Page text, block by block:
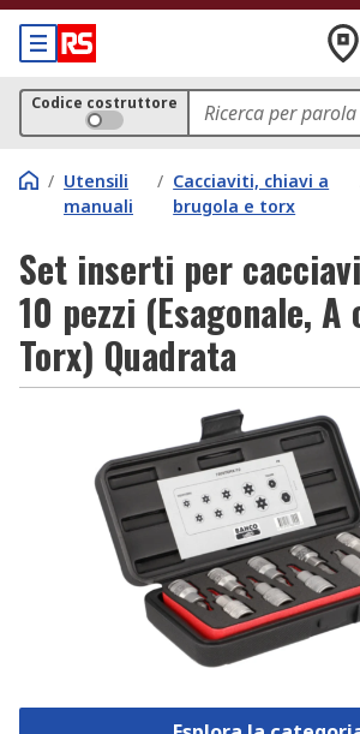
Codice costruttore
/ Utensili
manuali
/ Cacciaviti, chiavi a
brugola e torx
Set inserti per
10 pezzi (Esagonale, A
Torx) Quadrata